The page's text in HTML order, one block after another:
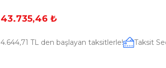
43.735,46 ₺
4.644,71 TL den başlayan taksitlerle! Taksit